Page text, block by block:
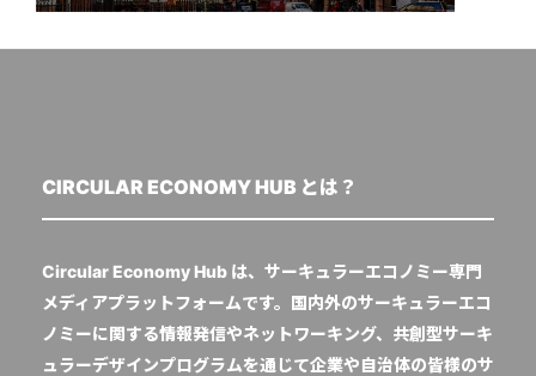
CIRCULAR ECONOMY HUB とは？
Circular Economy Hub は、サーキュラーエコノミー専門
メディアプラットフォームです。国内外のサーキュラーエコ
ノミーに関する情報発信やネットワーキング、共創型サーキ
ュラーデザインプログラムを通じて企業や自治体の皆様のサ